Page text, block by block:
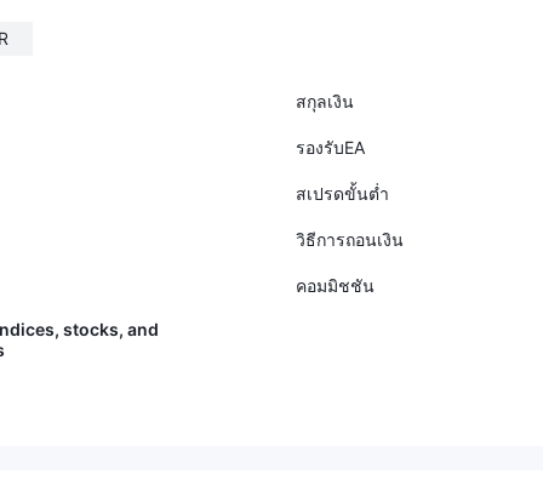
สกุลเงิน
รองรับEA
สเปรดขั้นต่ำ
วิธีการถอนเงิน
คอมมิชชัน
stocks, and